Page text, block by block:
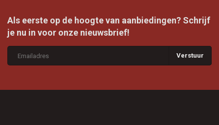
Als eerste op de hoogte van aanbiedingen? Schrijf
je nu in voor onze nieuwsbrief!
Verstuur